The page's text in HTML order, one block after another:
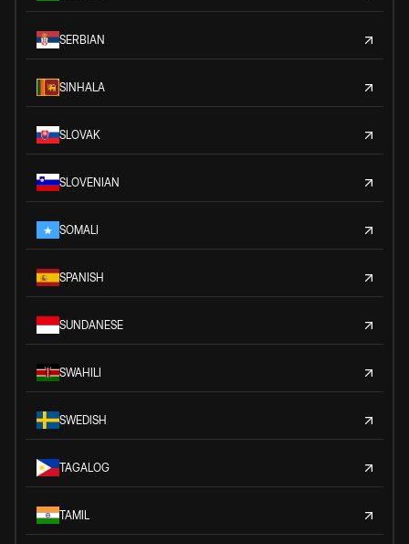
SERBIAN
SINHALA
SLOVAK
SLOVENIAN
SOMALI
SPANISH
SUNDANESE
SWAHILI
SWEDISH
TAGALOG
TAMIL